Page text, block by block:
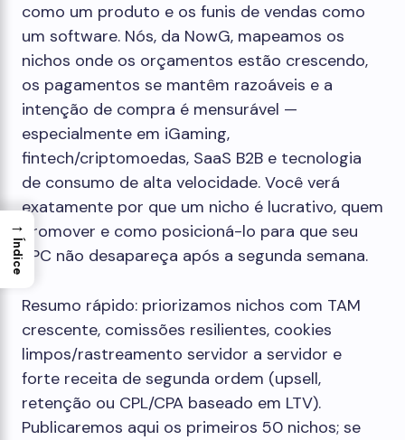
como um produto e os funis de vendas como
um software. Nós, da NowG, mapeamos os
nichos onde os orçamentos estão crescendo,
os pagamentos se mantêm razoáveis ​​e a
intenção de compra é mensurável —
especialmente em iGaming,
fintech/criptomoedas, SaaS B2B e tecnologia
de consumo de alta velocidade. Você verá
exatamente por que um nicho é lucrativo, quem
promover e como posicioná-lo para que seu
EPC não desapareça após a segunda semana.
Resumo rápido: priorizamos nichos com TAM
crescente, comissões resilientes, cookies
limpos/rastreamento servidor a servidor e
forte receita de segunda ordem (upsell,
retenção ou CPL/CPA baseado em LTV).
Publicaremos aqui os primeiros 50 nichos; se
→
Índice